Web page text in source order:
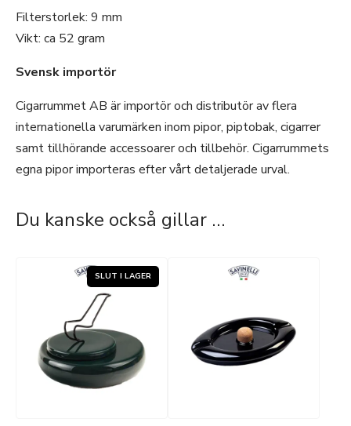
Filterstorlek: 9 mm
Vikt: ca 52 gram
Svensk importör
Cigarrummet AB är importör och distributör av flera
internationella varumärken inom pipor, piptobak, cigarrer
samt tillhörande accessoarer och tillbehör. Cigarrummets
egna pipor importeras efter vårt detaljerade urval.
Du kanske också gillar …